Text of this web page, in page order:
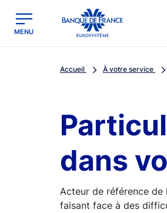
Banque de France - Menu Principal
MENU
Accueil À votre service
dans
Acteur de référence de
faisant face à des